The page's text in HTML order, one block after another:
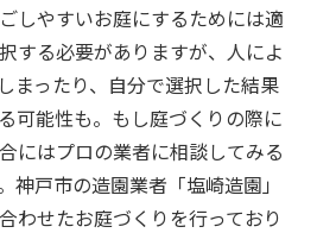
しやすいお庭にするためには適
する必要がありますが、人によ
まったり、自分で選択した結果
可能性も。もし庭づくりの際に
にはプロの業者に相談してみる
神戸市の造園業者「塩崎造園」
わせたお庭づくりを行っており